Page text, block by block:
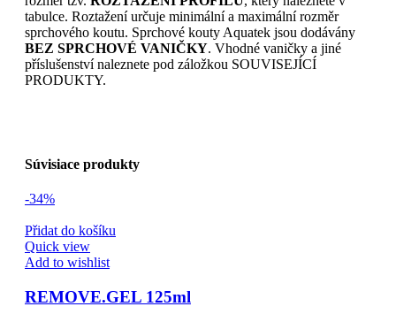
tabulce. Roztažení určuje minimální a maximální rozměr
sprchového koutu. Sprchové kouty Aquatek jsou dodávány
BEZ SPRCHOVÉ VANIČKY. Vhodné vaničky a jiné
příslušenství naleznete pod záložkou SOUVISEJÍCÍ
PRODUKTY.
Súvisiace produkty
-34%
Přidat do košíku
Quick view
Add to wishlist
REMOVE.GEL 125ml